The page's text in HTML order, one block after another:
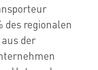
des regionalen
der